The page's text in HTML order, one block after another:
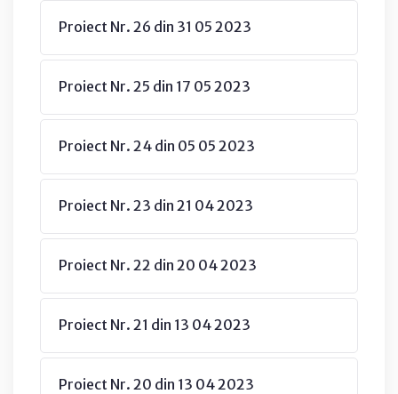
Proiect Nr. 26 din 31 05 2023
Proiect Nr. 25 din 17 05 2023
Proiect Nr. 24 din 05 05 2023
Proiect Nr. 23 din 21 04 2023
Proiect Nr. 22 din 20 04 2023
Proiect Nr. 21 din 13 04 2023
Proiect Nr. 20 din 13 04 2023